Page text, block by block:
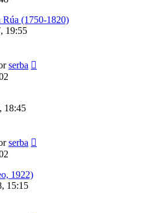
Rúa (1750-1820)
19:55
serba
18:45
serba
1922)
15:15